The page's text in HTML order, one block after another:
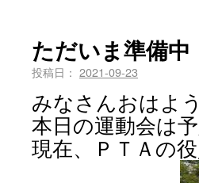
ただいま準備中
投稿日： 2021-09-23
みなさんおはよ
本日の運動会は
現在、ＰＴＡの